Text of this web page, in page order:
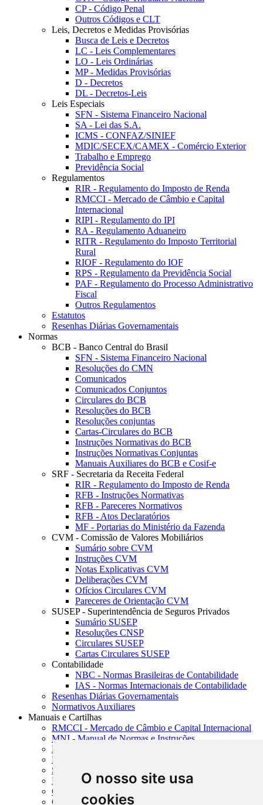
O nosso site usa
cookies
CP - Código Penal
Outros Códigos e CLT
Leis, Decretos e Medidas Provisórias
Busca de Leis e Decretos
LC - Leis Complementares
LO - Leis Ordinárias
MP - Medidas Provisórias
D - Decretos
DL - Decretos-Leis
Leis Especiais
SFN - Sistema Financeiro Nacional
SA - Lei das S.A.
ICMS - CONFAZ/SINIEF
MDIC/SECEX/CAMEX - Comércio Exterior
Trabalho e Emprego
Previdência Social
Regulamentos
RIR - Regulamento do Imposto de Renda
RMCCI - Mercado de Câmbio e Capital
Internacional
RIPI - Regulamento do IPI
RA - Regulamento Aduaneiro
RITR - Regulamento do Imposto Territorial
Rural
RIOF - Regulamento do IOF
RPS - Regulamento da Previdência Social
PAF - Regulamento do Processo Administrativo
Fiscal
Outros Regulamentos
Estatutos
Resenhas Diárias Governamentais
Normas
BCB - Banco Central do Brasil
SFN - Sistema Financeiro Nacional
Resoluções do CMN
Comunicados
Comunicados Conjuntos
Circulares do BCB
Resoluções do BCB
Resoluções conjuntas
Cartas-Circulares do BCB
Instruções Normativas do BCB
Instruções Normativas Conjuntas
Manuais Auxiliares do BCB e Cosif-e
SRF - Secretaria da Receita Federal
RIR - Regulamento do Imposto de Renda
RFB - Instruções Normativas
RFB - Pareceres Normativos
RFB - Atos Declaratórios
MF - Portarias do Ministério da Fazenda
CVM - Comissão de Valores Mobiliários
Sumário sobre CVM
Instruções CVM
Notas Explicativas CVM
Deliberações CVM
Ofícios Circulares CVM
Pareceres de Orientação CVM
SUSEP - Superintendência de Seguros Privados
Sumário SUSEP
Resoluções CNSP
Circulares SUSEP
Cartas Circulares SUSEP
Contabilidade
NBC - Normas Brasileiras de Contabilidade
IAS - Normas Internacionais de Contabilidade
Resenhas Diárias Governamentais
Normativos Auxiliares
Manuais e Cartilhas
RMCCI - Mercado de Câmbio e Capital Internacional
MNI - Manual de Normas e Instruções
MTVM - Manual de Títulos e Valores Mobiliários
MCR - Manual de Crédito Rural
SISORF - Manual de Organização do SFN
MASUP - Manual de Supervisão Bancária
CADOC - Catálogo de Documentos
CNAE-CONCLA - Classificação Nacional de